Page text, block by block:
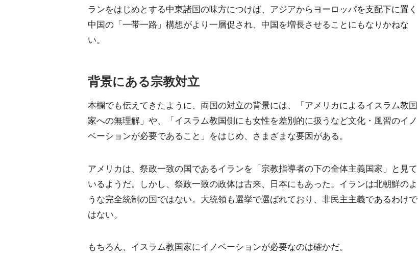
ランをはじめとする中東諸国の味方につけば、アジアからヨーロッパを支配下に置く
中国の「一帯一路」構想がより一層促され、中国を増長させることにもなりかねな
い。
背景にある宗教対立
本欄でも伝えてきたように、両国の対立の背景には、「アメリカによるイスラム教国
家への無理解」や、「イスラム教国側にも女性を差別的に扱うなど文化・風習のイノ
ベーションが必要であること」をはじめ、さまざまな要因がある。
アメリカは、祭政一致の国であるイランを「宗教指導者の下の全体主義国家」と見て
いるようだ。しかし、祭政一致の政体は古来、日本にもあった。イランは北朝鮮のよ
うな完全統制の国ではない。大統領も選挙で選ばれており、非民主主義であるわけで
はない。
もちろん、イスラム教国家にイノベーションが必要なのは確かだ。